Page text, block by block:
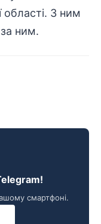
області. З ним
за ним.
смартфоні.